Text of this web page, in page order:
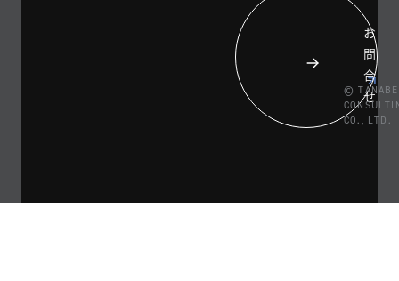
お
問
合
せ
© TANABE
CO., LTD.